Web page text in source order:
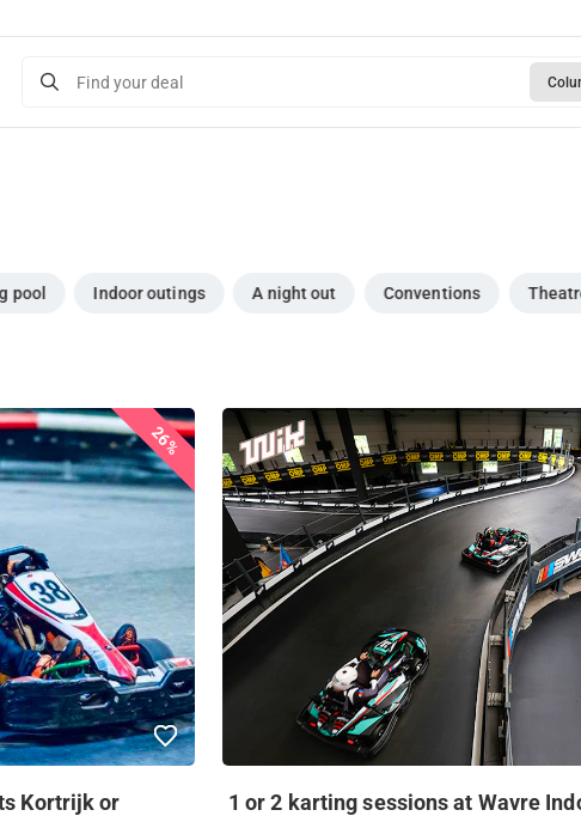
Find your deal
pool Indoor outings A night out Conventions
26%
Kortrijk or
1 or 2 karting sessions at Wavre